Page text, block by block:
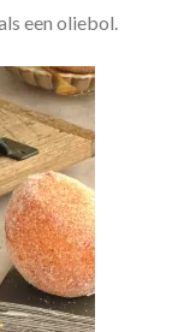
een oliebol.